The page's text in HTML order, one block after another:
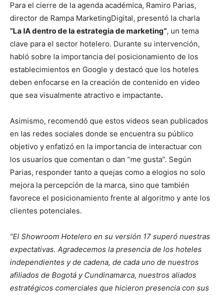
Para el cierre de la agenda académica, Ramiro Parias,
director de Rampa MarketingDigital, presentó la charla
“La IA dentro de la estrategia de marketing”, un tema
clave para el sector hotelero. Durante su intervención,
habló sobre la importancia del posicionamiento de los
establecimientos en Google y destacó que los hoteles
deben enfocarse en la creación de contenido en video
que sea visualmente atractivo e impactante.
Asimismo, recomendó que estos videos sean publicados
en las redes sociales donde se encuentra su público
objetivo y enfatizó en la importancia de interactuar con
los usuarios que comentan o dan “me gusta”. Según
Parias, responder tanto a quejas como a elogios no solo
mejora la percepción de la marca, sino que también
favorece el posicionamiento frente al algoritmo y ante los
clientes potenciales.
“El Showroom Hotelero en su versión 17 superó nuestras
expectativas. Agradecemos la presencia de los hoteles
independientes y de cadena, de cada uno de nuestros
afiliados de Bogotá y Cundinamarca, nuestros aliados
estratégicos comerciales que hicieron presencia con sus